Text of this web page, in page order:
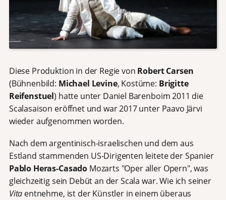
Diese Produktion in der Regie von Robert Carsen
(Bühnenbild: Michael Levine, Kostüme: Brigitte
Reifenstuel) hatte unter Daniel Barenboim 2011 die
Scalasaison eröffnet und war 2017 unter Paavo Järvi
wieder aufgenommen worden.
Nach dem argentinisch-israelischen und dem aus
Estland stammenden US-Dirigenten leitete der Spanier
Pablo Heras-Casado Mozarts "Oper aller Opern", was
gleichzeitig sein Debüt an der Scala war. Wie ich seiner
Vita entnehme, ist der Künstler in einem überaus